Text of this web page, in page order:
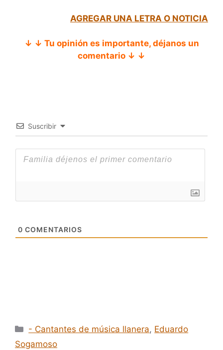
AGREGAR UNA LETRA O NOTICIA
↓ ↓ Tu opinión es importante, déjanos un
comentario ↓ ↓
Suscribir
0 COMENTARIOS
Categorías
- Cantantes de música llanera, Eduardo
Sogamoso